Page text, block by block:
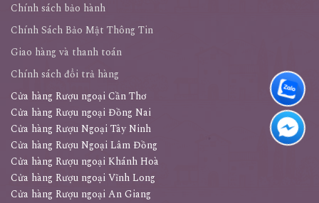
Chính sách bảo hành
Chính Sách Bảo Mật Thông Tin
Giao hàng và thanh toán
Chính sách đổi trả hàng
Cửa hàng Rượu ngoại Cần Thơ
Cửa hàng Rượu ngoại Đồng Nai
Cửa hàng Rượu Ngoại Tây Ninh
Cửa hàng Rượu Ngoại Lâm Đồng
Cửa hàng Rượu ngoại Khánh Hoà
Cửa hàng Rượu ngoại Vĩnh Long
Cửa hàng Rượu ngoại An Giang